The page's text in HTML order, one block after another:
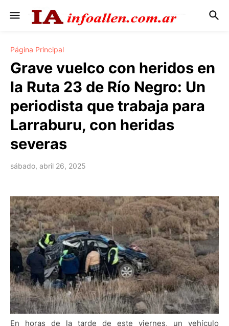
Página Principal
Grave vuelco con heridos en
la Ruta 23 de Río Negro: Un
periodista que trabaja para
Larraburu, con heridas
severas
sábado, abril 26, 2025
En horas de la tarde de este viernes, un vehículo